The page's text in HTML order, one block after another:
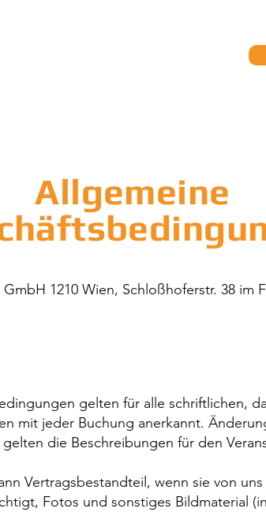
Allgemeine
1210 Wien, Schloßhoferstr. 38 im
gelten für alle schriftlichen,
mit jeder Buchung anerkannt.
die Beschreibungen für den
Vertragsbestandteil, wenn sie von
Fotos und sonstiges Bildmaterial